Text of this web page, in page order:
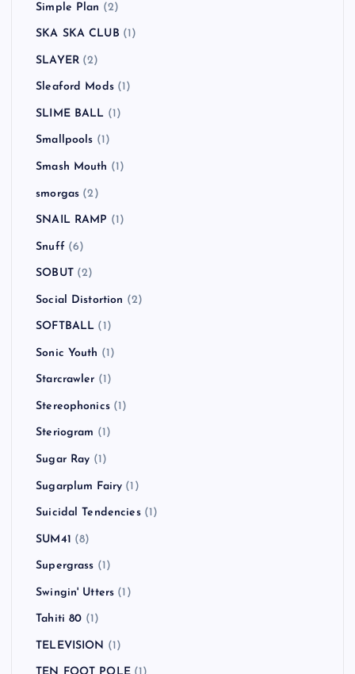
Simple Plan (2)
SKA SKA CLUB (1)
SLAYER(2)
Sleaford Mods(1)
SLIME BALL (1)
Smallpools (1)
Smash Mouth (1)
smorgas (2)
SNAIL RAMP (1)
Snuff (6)
SOBUT(2)
Social Distortion (2)
SOFTBALL (1)
Sonic Youth (1)
Starcrawler (1)
Stereophonics(1)
Steriogram (1)
Sugar Ray (1)
Sugarplum Fairy (1)
Suicidal Tendencies(1)
SUM41 (8)
Supergrass (1)
Swingin' Utters (1)
Tahiti 80 (1)
TELEVISION (1)